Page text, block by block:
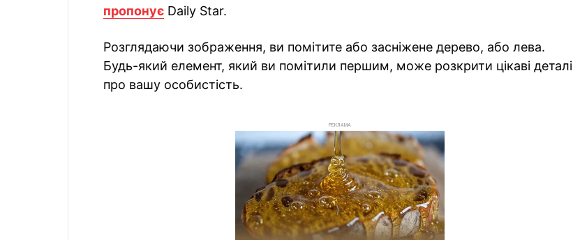
пропонує Daily Star.
Розглядаючи зображення, ви помітите або засніжене дерево, або лева.
Будь-який елемент, який ви помітили першим, може розкрити цікаві деталі
про вашу особистість.
РЕКЛАМА